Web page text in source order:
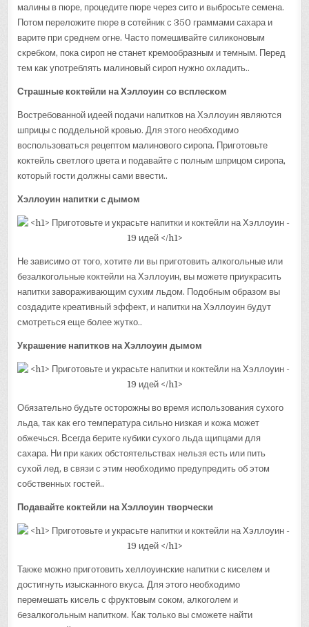
малины в пюре, процедите пюре через сито и выбросьте семена.
Потом переложите пюре в сотейник с 350 граммами сахара и
варите при среднем огне. Часто помешивайте силиконовым
скребком, пока сироп не станет кремообразным и темным. Перед
тем как употреблять малиновый сироп нужно охладить..
Страшные коктейли на Хэллоуин со всплеском
Востребованной идеей подачи напитков на Хэллоуин являются
шприцы с поддельной кровью. Для этого необходимо
воспользоваться рецептом малинового сиропа. Приготовьте
коктейль светлого цвета и подавайте с полным шприцом сиропа,
который гости должны сами ввести..
Хэллоуин напитки с дымом
Не зависимо от того, хотите ли вы приготовить алкогольные или
безалкогольные коктейли на Хэллоуин, вы можете приукрасить
напитки завораживающим сухим льдом. Подобным образом вы
создадите креативный эффект, и напитки на Хэллоуин будут
смотреться еще более жутко..
Украшение напитков на Хэллоуин дымом
Обязательно будьте осторожны во время использования сухого
льда, так как его температура сильно низкая и кожа может
обжечься. Всегда берите кубики сухого льда щипцами для
сахара. Ни при каких обстоятельствах нельзя есть или пить
сухой лед, в связи с этим необходимо предупредить об этом
собственных гостей..
Подавайте коктейли на Хэллоуин творчески
Также можно приготовить хеллоуинские напитки с киселем и
достигнуть изысканного вкуса. Для этого необходимо
перемешать кисель с фруктовым соком, алкоголем и
безалкогольным напитком. Как только вы сможете найти